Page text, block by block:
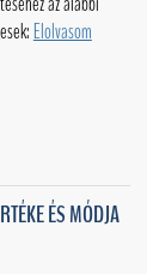
Elolvasom
ÉS MÓDJA